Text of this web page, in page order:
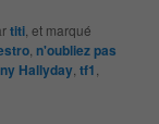
titi, et marqué
, n'oubliez pas
Hallyday,tf1,